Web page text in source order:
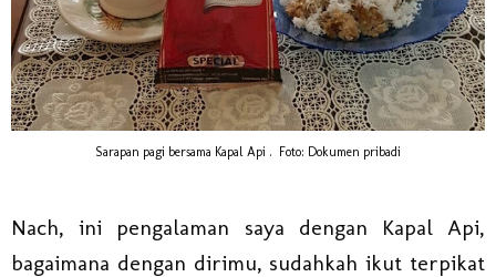
Sarapan pagi bersama Kapal Api . Foto: Dokumen pribadi
Nach, ini pengalaman saya dengan Kapal Api,
bagaimana dengan dirimu, sudahkah ikut terpikat